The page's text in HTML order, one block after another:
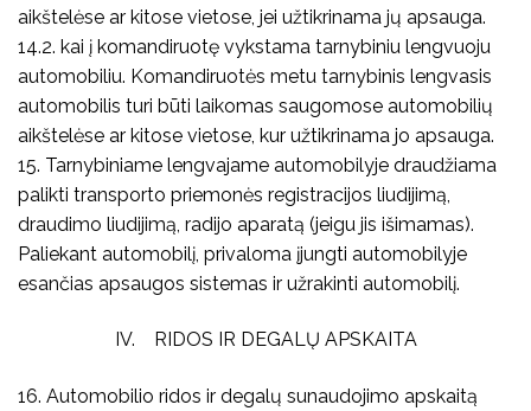
aikštelėse ar kitose vietose, jei užtikrinama jų apsauga.
14.2. kai į komandiruotę vykstama tarnybiniu lengvuoju
automobiliu. Komandiruotės metu tarnybinis lengvasis
automobilis turi būti laikomas saugomose automobilių
aikštelėse ar kitose vietose, kur užtikrinama jo apsauga.
15. Tarnybiniame lengvajame automobilyje draudžiama
palikti transporto priemonės registracijos liudijimą,
draudimo liudijimą, radijo aparatą (jeigu jis išimamas).
Paliekant automobilį, privaloma įjungti automobilyje
esančias apsaugos sistemas ir užrakinti automobilį.
IV. RIDOS IR DEGALŲ APSKAITA
16. Automobilio ridos ir degalų sunaudojimo apskaitą